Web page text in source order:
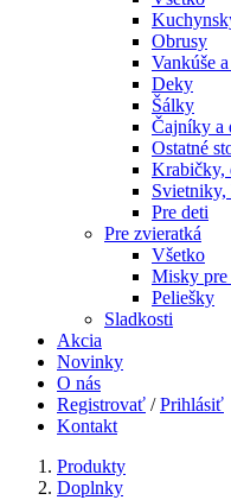
Obrusy
Vankúše
Deky
Šálky
Čajníky a
Ostatné
Krabičky,
Svietniky,
Pre deti
Pre zvieratká
Všetko
Misky pre
Peliešky
Sladkosti
Akcia
Novinky
O nás
Registrovať / Prihlásiť
Kontakt
Produkty
Doplnky